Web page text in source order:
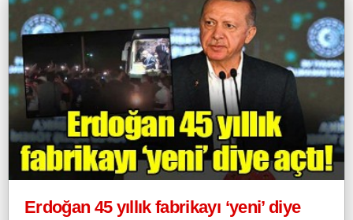
Erdoğan 45 yıllık fabrikayı ‘yeni’ diye